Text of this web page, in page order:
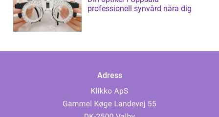
professionell synvård nära dig
Adress